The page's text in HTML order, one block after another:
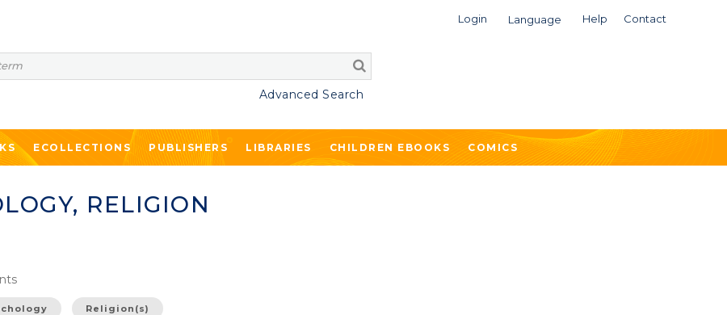
Login Language Help Contact
Advanced Search
ECOLLECTIONS PUBLISHERS LIBRARIES CHILDREN EBOOKS COMICS
RELIGION
Religion(s)